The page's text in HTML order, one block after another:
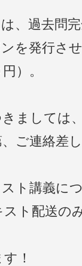
、過去問
を発行さ
）。
ましては
ご連絡差
ト講義に
ト配送の
！